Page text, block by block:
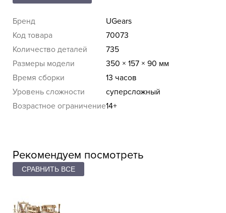
Бренд
UGears
Код товара
70073
Количество деталей
735
Размеры модели
350 × 157 × 90 мм
Время сборки
13 часов
Уровень сложности
суперсложный
Возрастное ограничение14+
Рекомендуем посмотреть